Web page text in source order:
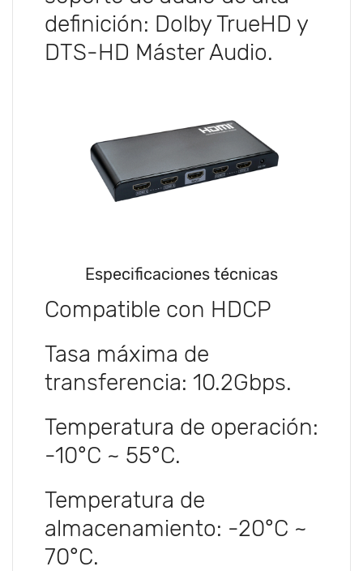
definición: Dolby TrueHD y
DTS-HD Máster Audio.
Especificaciones técnicas
Compatible con HDCP
Tasa máxima de
transferencia: 10.2Gbps.
Temperatura de operación:
-10°C ~ 55°C.
Temperatura de
almacenamiento: -20°C ~
70°C.